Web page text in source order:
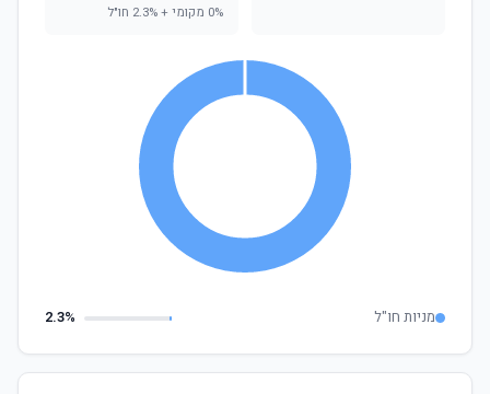
0% מקומי + 2.3% חו"ל
מניות חו"ל 2.3%